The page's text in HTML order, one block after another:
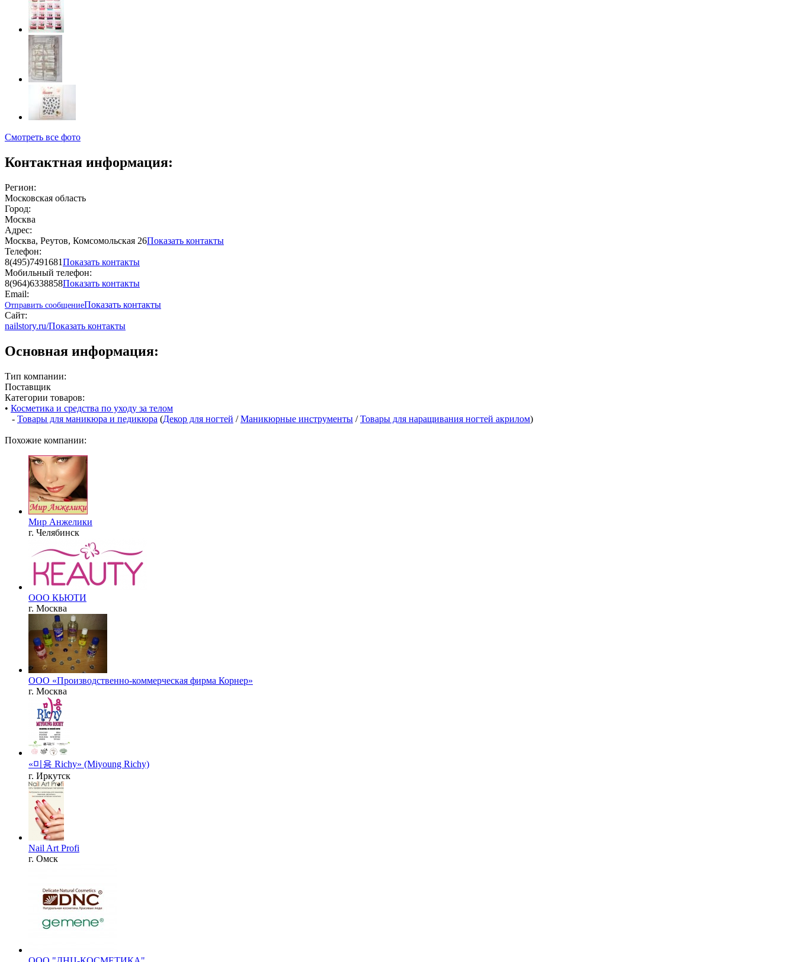
Смотреть все фото
Контактная информация:
Регион:
Московская область
Город:
Москва
Адрес:
Москва, Реутов, Комсомольская 26Показать контакты
Телефон:
8(495)7491681Показать контакты
Мобильный телефон:
8(964)6338858Показать контакты
Email:
Отправить сообщениеПоказать контакты
Сайт:
nailstory.ru/Показать контакты
Основная информация:
Тип компании:
Поставщик
Категории товаров:
• Косметика и средства по уходу за телом
- Товары для маникюра и педикюра (Декор для ногтей /Маникюрные инструменты /Товары для наращивания ногтей акрилом)
Похожие компании:
Мир Анжелики
г. Челябинск
ООО КЬЮТИ
г. Москва
ООО «Производственно-коммерческая фирма Корнер»
г. Москва
«미용 Richy» (Miyoung Richy)
г. Иркутск
Nail Art Profi
г. Омск